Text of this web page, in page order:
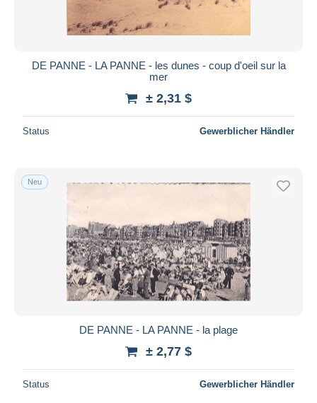
DE PANNE - LA PANNE - les dunes - coup d'oeil sur la
mer
± 2,31 $
Status Gewerblicher Händler
Neu
DE PANNE - LA PANNE - la plage
± 2,77 $
Status Gewerblicher Händler